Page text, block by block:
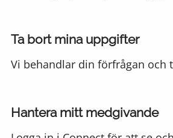
Ta bort mina uppgifter
Vi behandlar din förfrågan och
Hantera mitt medgivande